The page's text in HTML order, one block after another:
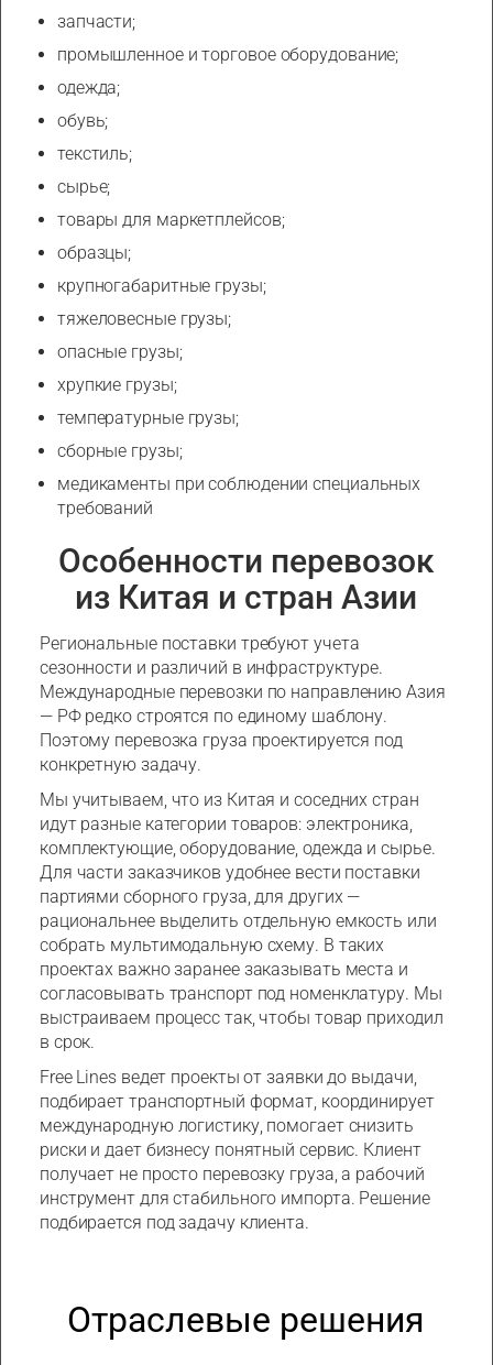
запчасти;
промышленное и торговое оборудование;
одежда;
обувь;
текстиль;
сырье;
товары для маркетплейсов;
образцы;
крупногабаритные грузы;
тяжеловесные грузы;
опасные грузы;
хрупкие грузы;
температурные грузы;
сборные грузы;
медикаменты при соблюдении специальных
требований
Особенности перевозок
из Китая и стран Азии
Региональные поставки требуют учета
сезонности и различий в инфраструктуре.
Международные перевозки по направлению Азия
— РФ редко строятся по единому шаблону.
Поэтому перевозка груза проектируется под
конкретную задачу.
Мы учитываем, что из Китая и соседних стран
идут разные категории товаров: электроника,
комплектующие, оборудование, одежда и сырье.
Для части заказчиков удобнее вести поставки
партиями сборного груза, для других —
рациональнее выделить отдельную емкость или
собрать мультимодальную схему. В таких
проектах важно заранее заказывать места и
согласовывать транспорт под номенклатуру. Мы
выстраиваем процесс так, чтобы товар приходил
в срок.
Free Lines ведет проекты от заявки до выдачи,
подбирает транспортный формат, координирует
международную логистику, помогает снизить
риски и дает бизнесу понятный сервис. Клиент
получает не просто перевозку груза, а рабочий
инструмент для стабильного импорта. Решение
подбирается под задачу клиента.
Отраслевые решения